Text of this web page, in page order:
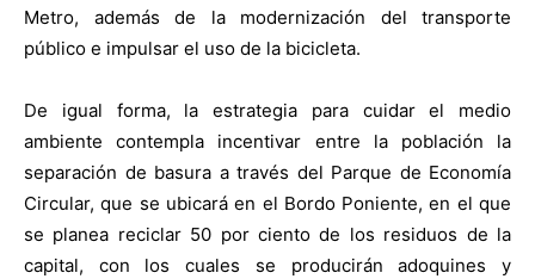
Metro, además de la modernización del transporte
público e impulsar el uso de la bicicleta.
De igual forma, la estrategia para cuidar el medio
ambiente contempla incentivar entre la población la
separación de basura a través del Parque de Economía
Circular, que se ubicará en el Bordo Poniente, en el que
se planea reciclar 50 por ciento de los residuos de la
capital, con los cuales se producirán adoquines y